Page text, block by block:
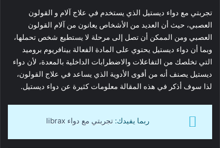
تجربتي مع دواء ديستيل الذي يستخدم في علاج آلام و القولون
العصبي، حيث أن العديد من الأشخاص يعانون من آلام القولون
العصبي ومن الممكن أن تصل إلى مرحلة لا يستطيع شخص تحملها،
وبما أن دواء ديستيل يحتوي على المادة الفعالة بينافريوم بروميد
التي تخلصك من التفاعلات والاضطرابات الداخلية بالمعدة، لأن دواء
ديستيل يصنف أنه من أقوى الأدوية الذي يساعد في علاج القولون،
لذا سوف أذكر في هذه المقالة معلومات كثيرة عن دواء ديستيل.
ربما يفيدك: تجربتي مع دواء librax